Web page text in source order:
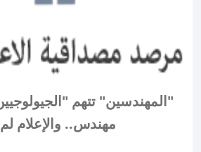
"المهندسين" تتهم
مهندس.. والإعلام لم